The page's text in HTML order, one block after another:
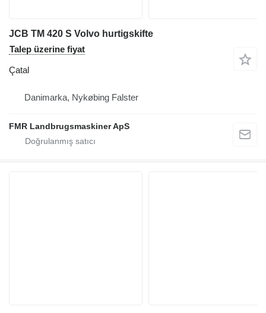
JCB TM 420 S Volvo hurtigskifte
Talep üzerine fiyat
Çatal
Danimarka, Nykøbing Falster
FMR Landbrugsmaskiner ApS